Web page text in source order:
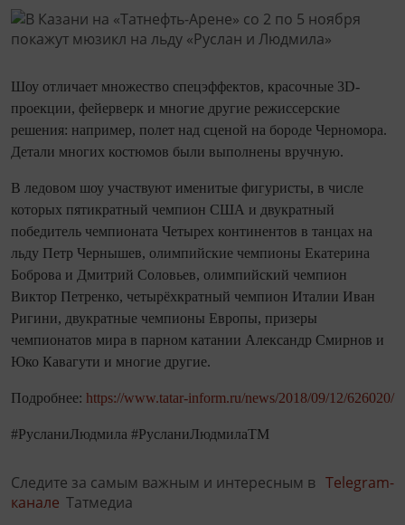
Шоу отличает множество спецэффектов, красочные 3D-
проекции, фейерверк и многие другие режиссерские
решения: например, полет над сценой на бороде Черномора.
Детали многих костюмов были выполнены вручную.
В ледовом шоу участвуют именитые фигуристы, в числе
которых пятикратный чемпион США и двукратный
победитель чемпионата Четырех континентов в танцах на
льду Петр Чернышев, олимпийские чемпионы Екатерина
Боброва и Дмитрий Соловьев, олимпийский чемпион
Виктор Петренко, четырёхкратный чемпион Италии Иван
Ригини, двукратные чемпионы Европы, призеры
чемпионатов мира в парном катании Александр Смирнов и
Юко Кавагути и многие другие.
Подробнее: https://www.tatar-inform.ru/news/2018/09/12/626020/
#РусланиЛюдмила #РусланиЛюдмилаТМ
Следите за самым важным и интересным в Telegram-
канале Татмедиа